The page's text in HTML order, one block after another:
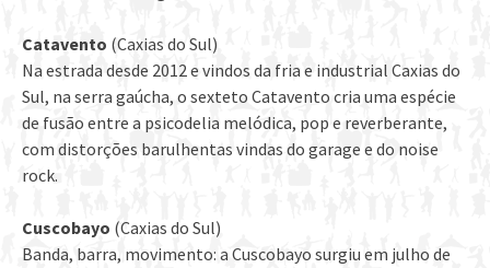
Catavento (Caxias do Sul)
Na estrada desde 2012 e vindos da fria e industrial Caxias do
Sul, na serra gaúcha, o sexteto Catavento cria uma espécie
de fusão entre a psicodelia melódica, pop e reverberante,
com distorções barulhentas vindas do garage e do noise
rock.
Cuscobayo (Caxias do Sul)
Banda, barra, movimento: a Cuscobayo surgiu em julho de